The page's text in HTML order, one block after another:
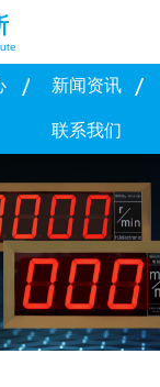
新闻资讯
联系我们